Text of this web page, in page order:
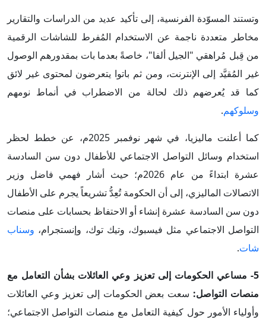
وتستند المسوّدة الفرنسية، إلى تأكيد عديد من الدراسات والتقارير
مخاطر متعددة ناجمة عن الاستخدام المُفرط للشاشات الرقمية
من قِبل مُراهقي "الجيل ألفا"، خاصةً بعدما بات بمقدورهم الوصول
غير المُقيَّد إلى الإنترنت، ومن ثم باتوا يتعرضون لمحتوى غير لائق
كما قد يُعرضهم ذلك لحالة من الاضطراب في أنماط نومهم
وسلوكهم.
كما أعلنت ماليزيا، في شهر نوفمبر 2025م، عن خطط لحظر
استخدام وسائل التواصل الاجتماعي للأطفال دون سن السادسة
عشرة ابتداءً من عام 2026م؛ حيث أشار فهمي فاضل وزير
الاتصالات الماليزي، إلى أن الحكومة تُعِدُّ تشريعاً يجرم على الأطفال
دون سن السادسة عشرة إنشاء أو الاحتفاظ بحسابات على منصات
التواصل الاجتماعي مثل فيسبوك، وتيك توك، وإنستجرام، وسناب
شات.
5- مساعي الحكومات إلى تعزيز وعي العائلات بشأن التعامل مع
منصات التواصل: سعت بعض الحكومات إلى تعزيز وعي العائلات
وأولياء الأمور حول كيفية التعامل مع منصات التواصل الاجتماعي؛